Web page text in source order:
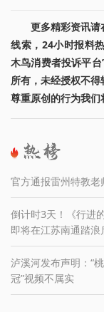
更多精彩资讯请
线索，24小时报料
木鸟消费者投诉平
所有，未经授权不
尊重原创的行为我们
官方通报雷州特教
倒计时3天！《行进
即将在江苏南通踏浪
泸溪河发布声明：“
冠”视频不属实